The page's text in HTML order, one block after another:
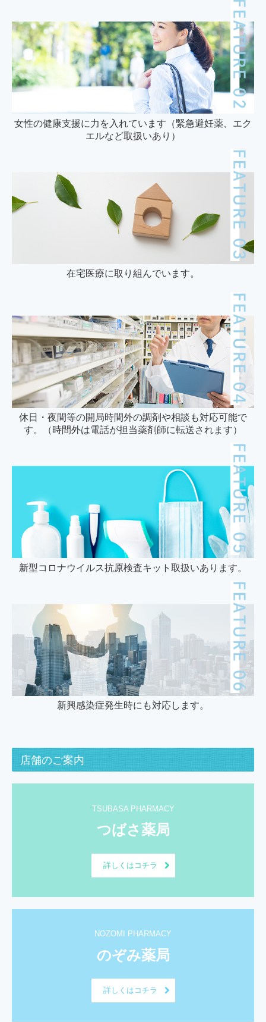
女性の健康支援に力を入れています（緊急避妊薬、エク
エルなど取扱いあり）
在宅医療に取り組んでいます。
休日・夜間等の開局時間外の調剤や相談も対応可能で
す。（時間外は電話が担当薬剤師に転送されます）
新型コロナウイルス抗原検査キット取扱いあります。
新興感染症発生時にも対応します。
店舗のご案内
TSUBASA PHARMACY
つばさ薬局
詳しくはコチラ
NOZOMI PHARMACY
のぞみ薬局
詳しくはコチラ